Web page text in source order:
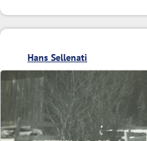
Hans Sellenati